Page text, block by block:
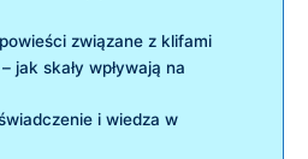
związane z klifami
jak skały wpływają na
i wiedza w